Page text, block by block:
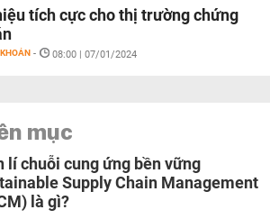
tích cực cho thị trường chứng
- 08:00 | 07/01/2024
mục
lí chuỗi cung ứng bền vững
Supply Chain Management
là gì?